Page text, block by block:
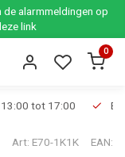
de alarmmeldingen op
link
0
tot 17:00
Art: E70-1K1K EAN: